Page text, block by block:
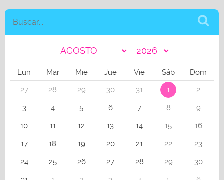
Lun Mar Mie Jue Vie Sáb
Dom
27
28 29 30 31 1
2
3
4 5 6 7 8
9
10
11 12 13 14 15
16
17
18 19 20 21 22
23
24
25 26 27 28 29
30